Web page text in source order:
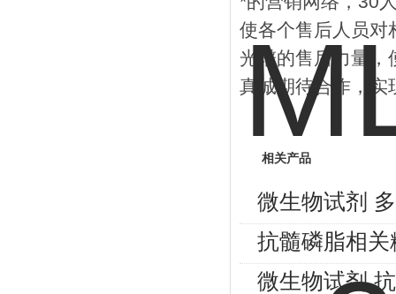
使各个售后人员对
光谱的售后力量，
真诚期待合作，实
相关产品
微生物试剂
抗髓磷脂相
微生物试剂